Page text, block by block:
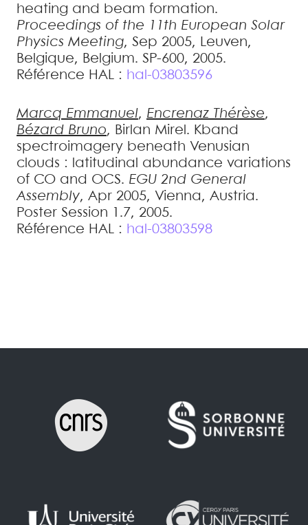
heating and beam formation.
Proceedings of the 11th European Solar
Physics Meeting, Sep 2005, Leuven,
Belgique, Belgium. SP-600, 2005.
Référence HAL : hal-03803596
Marcq Emmanuel, Encrenaz Thérèse,
Bézard Bruno, Birlan Mirel . Kband
spectroimagery beneath Venusian
clouds : latitudinal abundance variations
of CO and OCS. EGU 2nd General
Assembly, Apr 2005, Vienna, Austria.
Poster Session 1.7, 2005.
Référence HAL : hal-03803598